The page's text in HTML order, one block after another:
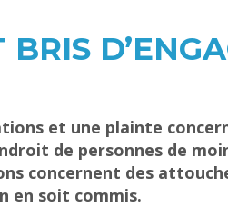
et une plainte
de personnes de
concernent des
en soit commis.